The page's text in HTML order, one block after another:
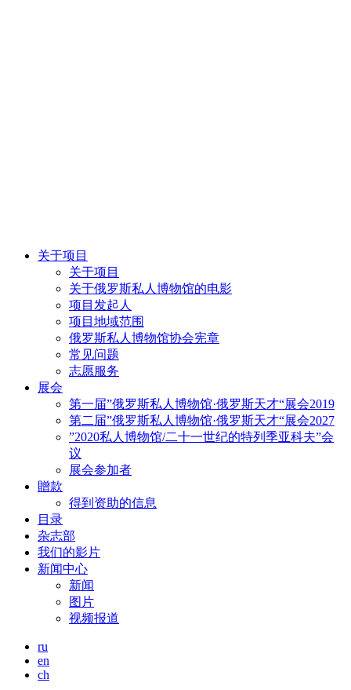
关于项目
关于项目
关于俄罗斯私人博物馆的电影
项目发起人
项目地域范围
俄罗斯私人博物馆协会宪章
常见问题
志愿服务
展会
第一届”俄罗斯私人博物馆·俄罗斯天才“展会2019
第二届”俄罗斯私人博物馆·俄罗斯天才“展会2027
”2020私人博物馆/二十一世纪的特列季亚科夫”会
议
展会参加者
贈款
得到资助的信息
目录
杂志部
我们的影片
新闻中心
新闻
图片
视频报道
ru
en
ch